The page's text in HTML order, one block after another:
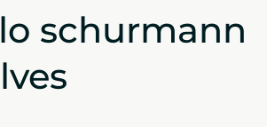
schurmann